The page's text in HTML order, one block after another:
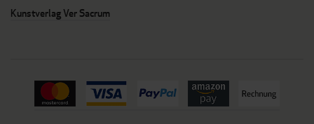
Kunstverlag Ver Sacrum